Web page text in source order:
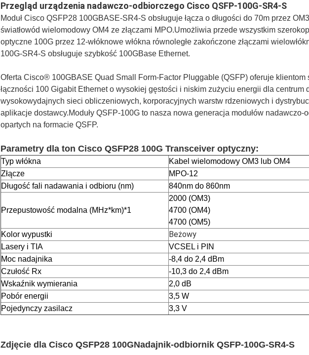
Przegląd urządzenia nadawczo-odbiorczego Cisco QSFP-100G-SR4-S
Moduł Cisco QSFP28 100GBASE-SR4-S obsługuje łącza o długości do 70m przez
światłowód wielomodowy OM4 ze złączami MPO.Umożliwia przede wszystkim
optyczne 100G przez 12-włóknowe włókna równoległe zakończone złączami
100G-SR4-S obsługuje szybkość 100GBase Ethernet.
Oferta Cisco® 100GBASE Quad Small Form-Factor Pluggable (QSFP) oferuje klientom
łączności 100 Gigabit Ethernet o wysokiej gęstości i niskim zużyciu energii dla centrum
wysokowydajnych sieci obliczeniowych, korporacyjnych warstw rdzeniowych i
aplikacje dostawcy.Moduły QSFP-100G to nasza nowa generacja modułów nadawczo-
opartych na formacie QSFP.
Parametry dla ton Cisco QSFP28 100G Transceiver optyczny:
Typ włókna
Kabel wielomodowy OM3 lub OM4
Złącze
MPO-12
Długość fali nadawania i odbioru (nm)
840nm do 860nm
Przepustowość modalna (MHz*km)*1
2000 (OM3)
4700 (OM4)
4700 (OM5)
Kolor wypustki
Beżowy
Lasery i TIA
VCSEL i PIN
Moc nadajnika
-8,4 do 2,4 dBm
Czułość Rx
-10,3 do 2,4 dBm
Wskaźnik wymierania
2,0 dB
Pobór energii
3,5 W
Pojedynczy zasilacz
3,3 V
Zdjęcie dla Cisco QSFP28 100GNadajnik-odbiornik QSFP-100G-SR4-S